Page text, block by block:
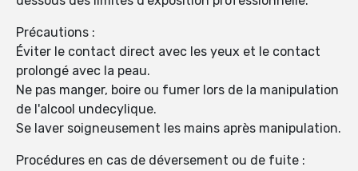
Précautions :
Éviter le contact direct avec les yeux et le contact
prolongé avec la peau.
Ne pas manger, boire ou fumer lors de la manipulation
de l'alcool undecylique.
Se laver soigneusement les mains après manipulation.
Procédures en cas de déversement ou de fuite :